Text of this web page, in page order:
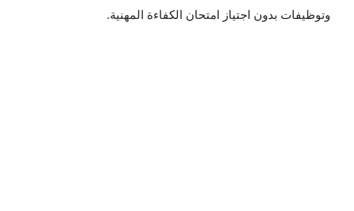
وتوظيفات بدون اجتياز امتحان الكفاءة المهنية.